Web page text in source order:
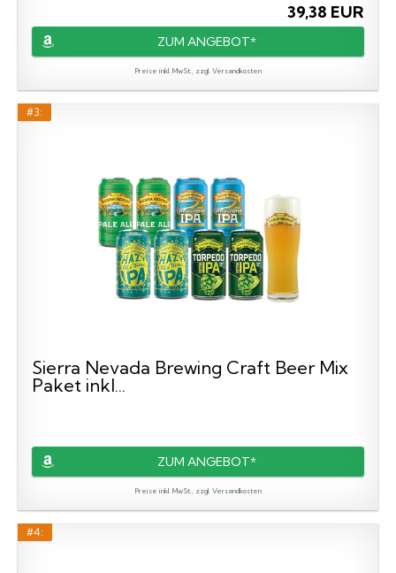
39,38 EUR
ZUM ANGEBOT*
Preise inkl. MwSt., zzgl. Versandkosten
#3:
Sierra Nevada Brewing Craft Beer Mix
Paket inkl...
ZUM ANGEBOT*
Preise inkl. MwSt., zzgl. Versandkosten
#4: